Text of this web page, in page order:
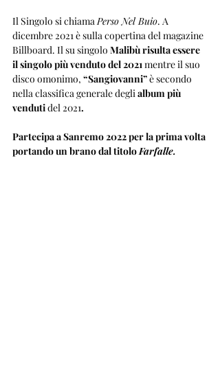
Il Singolo si chiama Perso Nel Buio. A
dicembre 2021 è sulla copertina del magazine
Billboard. Il su singolo Malibù risulta essere
il singolo più venduto del 2021 mentre il suo
disco omonimo, “Sangiovanni” è secondo
nella classifica generale degli album più
venduti del 2021.
Partecipa a Sanremo 2022 per la prima volta
portando un brano dal titolo Farfalle.